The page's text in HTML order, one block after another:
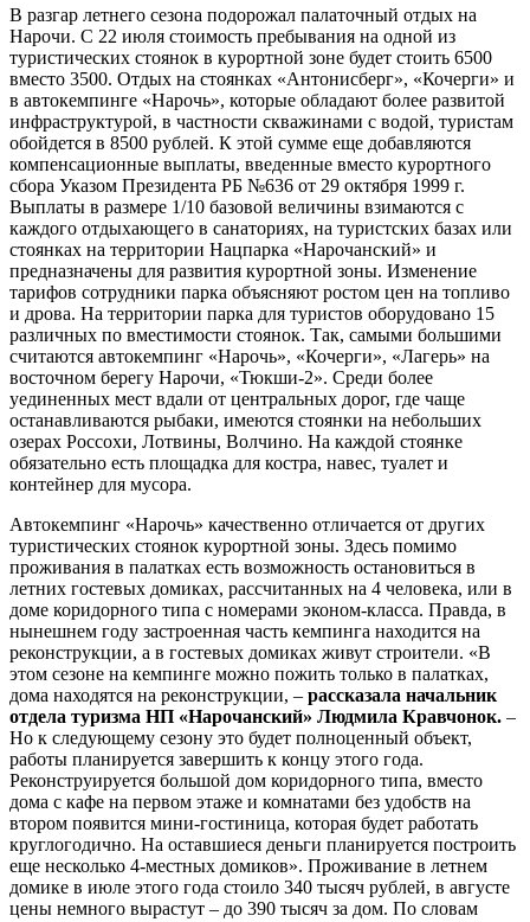
В разгар летнего сезона подорожал палаточный отдых на
Нарочи. С 22 июля стоимость пребывания на одной из
туристических стоянок в курортной зоне будет стоить 6500
вместо 3500. Отдых на стоянках «Антонисберг», «Кочерги» и
в автокемпинге «Нарочь», которые обладают более развитой
инфраструктурой, в частности скважинами с водой, туристам
обойдется в 8500 рублей. К этой сумме еще добавляются
компенсационные выплаты, введенные вместо курортного
сбора Указом Президента РБ №636 от 29 октября 1999 г.
Выплаты в размере 1/10 базовой величины взимаются с
каждого отдыхающего в санаториях, на туристских базах или
стоянках на территории Нацпарка «Нарочанский» и
предназначены для развития курортной зоны. Изменение
тарифов сотрудники парка объясняют ростом цен на топливо
и дрова. На территории парка для туристов оборудовано 15
различных по вместимости стоянок. Так, самыми большими
считаются автокемпинг «Нарочь», «Кочерги», «Лагерь» на
восточном берегу Нарочи, «Тюкши-2». Среди более
уединенных мест вдали от центральных дорог, где чаще
останавливаются рыбаки, имеются стоянки на небольших
озерах Россохи, Лотвины, Волчино. На каждой стоянке
обязательно есть площадка для костра, навес, туалет и
контейнер для мусора.
Автокемпинг «Нарочь» качественно отличается от других
туристических стоянок курортной зоны. Здесь помимо
проживания в палатках есть возможность остановиться в
летних гостевых домиках, рассчитанных на 4 человека, или в
доме коридорного типа с номерами эконом-класса. Правда, в
нынешнем году застроенная часть кемпинга находится на
реконструкции, а в гостевых домиках живут строители. «В
этом сезоне на кемпинге можно пожить только в палатках,
дома находятся на реконструкции, – рассказала начальник
отдела туризма НП «Нарочанский» Людмила Кравчонок. –
Но к следующему сезону это будет полноценный объект,
работы планируется завершить к концу этого года.
Реконструируется большой дом коридорного типа, вместо
дома с кафе на первом этаже и комнатами без удобств на
втором появится мини-гостиница, которая будет работать
круглогодично. На оставшиеся деньги планируется построить
еще несколько 4-местных домиков». Проживание в летнем
домике в июле этого года стоило 340 тысяч рублей, в августе
цены немного вырастут – до 390 тысяч за дом. По словам